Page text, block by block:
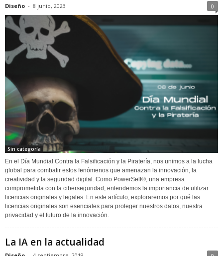
Diseño - 8 junio, 2023 0
Sin categoría
En el Día Mundial Contra la Falsificación y la Piratería, nos unimos a la lucha
global para combatir estos fenómenos que amenazan la innovación, la
creatividad y la seguridad digital. Como PowerSelf®, una empresa
comprometida con la ciberseguridad, entendemos la importancia de utilizar
licencias originales y legales. En este artículo, exploraremos por qué las
licencias originales son esenciales para proteger nuestros datos, nuestra
privacidad y el futuro de la innovación.
La IA en la actualidad